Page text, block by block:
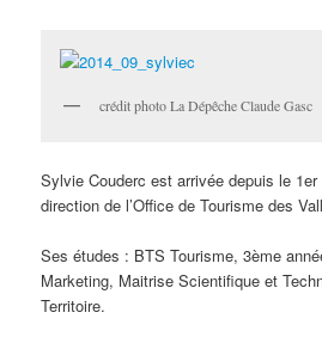
crédit photo La Dépêche Claude Gasc
Sylvie Couderc est arrivée depuis le
direction de l’Office de Tourisme des
Ses études : BTS Tourisme, 3ème
Marketing, Maitrise Scientifique et
Territoire.